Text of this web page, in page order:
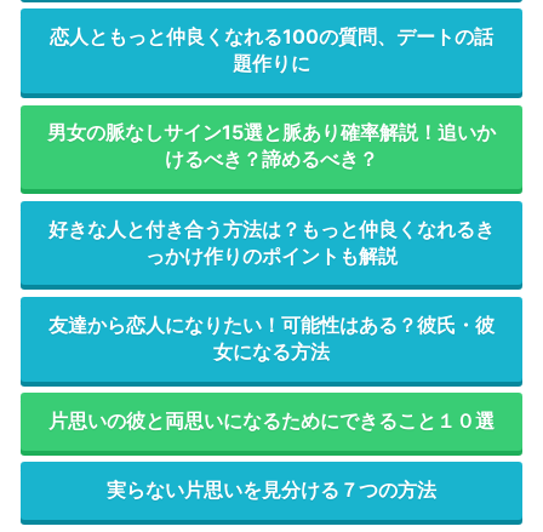
恋人ともっと仲良くなれる100の質問、デートの話
題作りに
男女の脈なしサイン15選と脈あり確率解説！追いか
けるべき？諦めるべき？
好きな人と付き合う方法は？もっと仲良くなれるき
っかけ作りのポイントも解説
友達から恋人になりたい！可能性はある？彼氏・彼
女になる方法
片思いの彼と両思いになるためにできること１０選
実らない片思いを見分ける７つの方法